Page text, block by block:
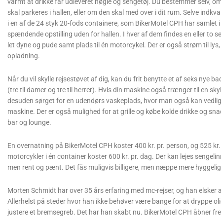
skal parkeres i hallen, eller om den skal med over i dit rum. Selve
i en af de 24 styk 20-fods containere, som BikerMotel CPH har samlet i
spændende opstilling uden for hallen. I hver af dem findes en eller to
let dyne og pude samt plads til én motorcykel. Der er også strøm til
opladning.
Når du vil skylle rejsestøvet af dig, kan du frit benytte et af seks nye
(tre til damer og tre til herrer). Hvis din maskine også trænger til en
desuden sørget for en udendørs vaskeplads, hvor man også kan
maskine. Der er også mulighed for at grille og købe kolde drikke og
bar og lounge.
En overnatning på BikerMotel CPH koster 400 kr. pr. person, og 525
motorcykler i én container koster 600 kr. pr. dag. Der kan lejes
men rent og pænt. Det fås muligvis billigere, men næppe mere
Morten Schmidt har over 35 års erfaring med mc-rejser, og han
Allerhelst på steder hvor han ikke behøver være bange for at dryppe
justere et bremsegreb. Det har han skabt nu. BikerMotel CPH åbner